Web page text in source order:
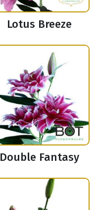
Lotus Breeze
Double Fantasy